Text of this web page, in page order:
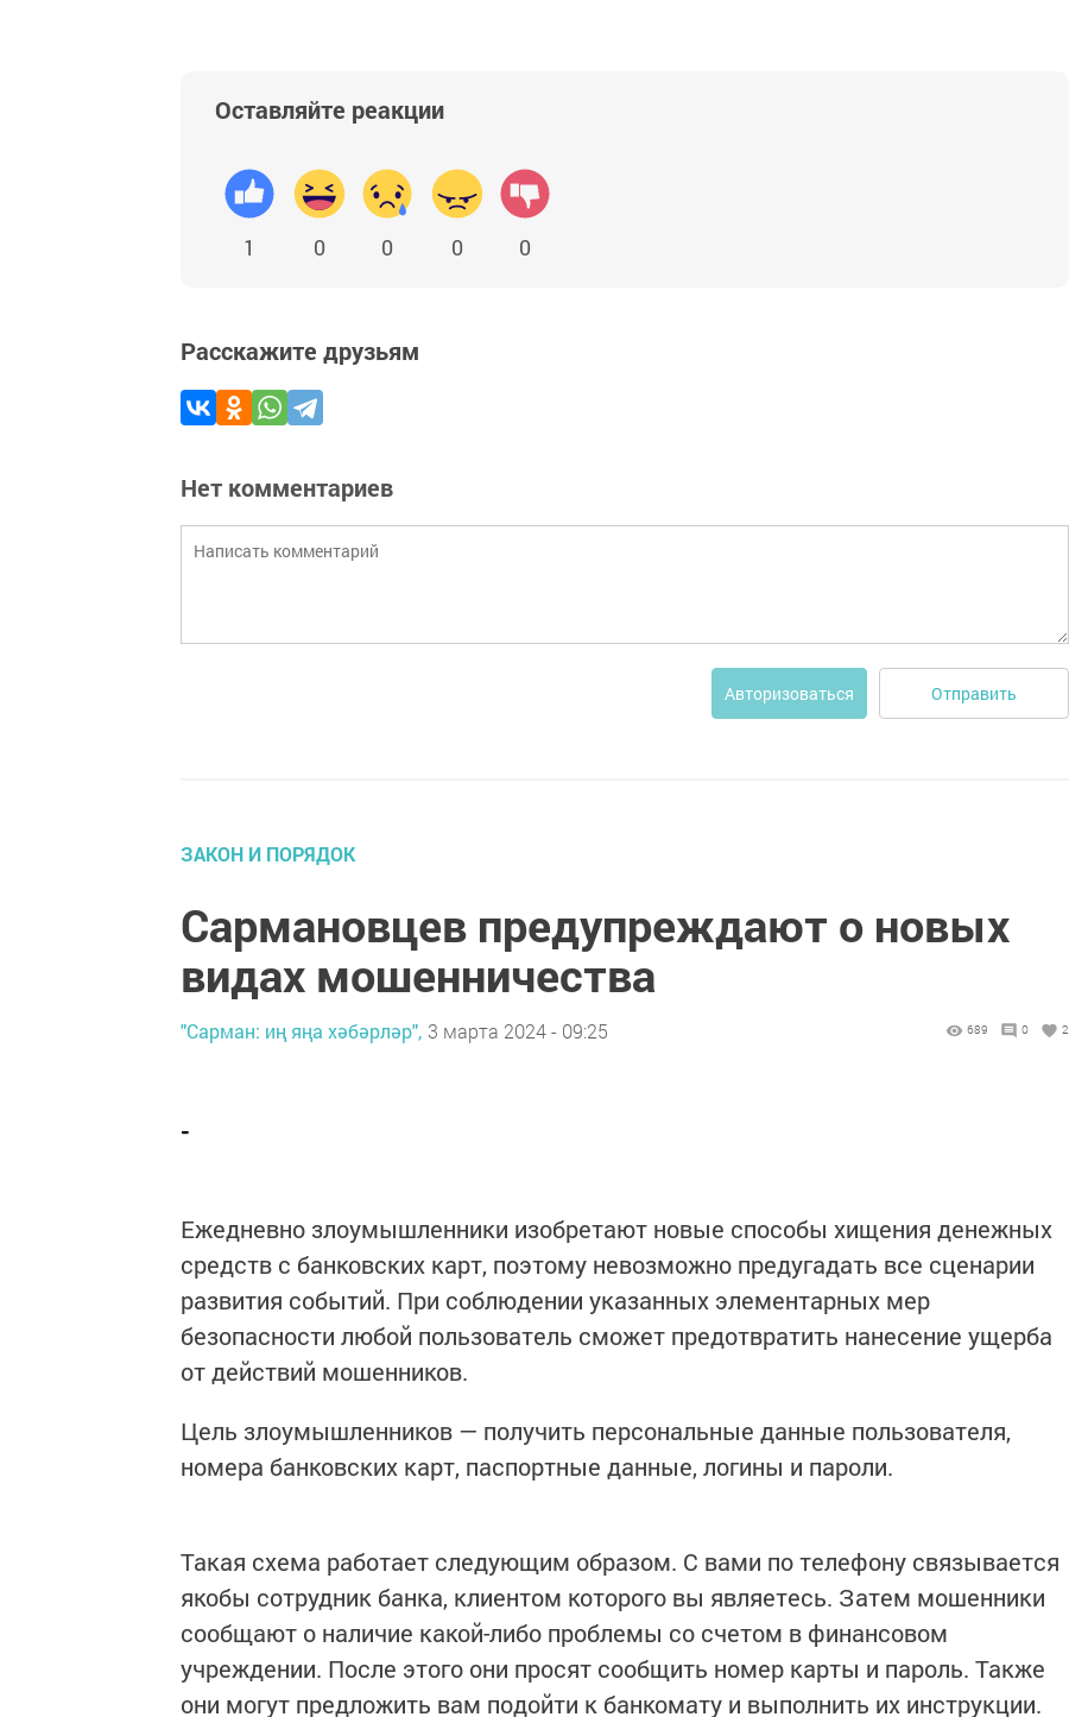
Оставляйте реакции
1 0 0 0 0
Расскажите друзьям
Нет комментариев
Авторизоваться Отправить
ЗАКОН И ПОРЯДОК
Сармановцев предупреждают о новых
видах мошенничества
"Сарман: иң яңа хәбәрләр", 3 марта 2024 - 09:25 689 0 2
-
Ежедневно злоумышленники изобретают новые способы хищения денежных
средств с банковских карт, поэтому невозможно предугадать все сценарии
развития событий. При соблюдении указанных элементарных мер
безопасности любой пользователь сможет предотвратить нанесение ущерба
от действий мошенников.
Цель злоумышленников — получить персональные данные пользователя,
номера банковских карт, паспортные данные, логины и пароли.
Такая схема работает следующим образом. С вами по телефону связывается
якобы сотрудник банка, клиентом которого вы являетесь. Затем мошенники
сообщают о наличие какой-либо проблемы со счетом в финансовом
учреждении. После этого они просят сообщить номер карты и пароль. Также
они могут предложить вам подойти к банкомату и выполнить их инструкции.